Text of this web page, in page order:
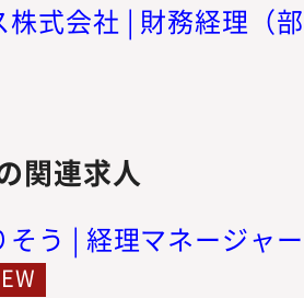
株式会社 | 財務経理（
関連求人
う | 経理マネージャ